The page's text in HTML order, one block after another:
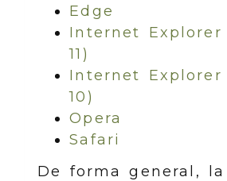
Edge
Internet Explorer
11)
Internet Explorer
10)
Opera
Safari
De forma general,